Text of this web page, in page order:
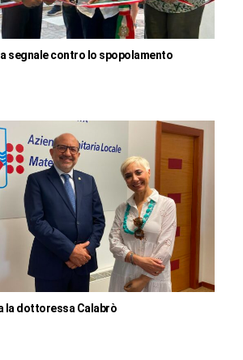
segnale contro lo spopolamento
la dottoressa Calabrò